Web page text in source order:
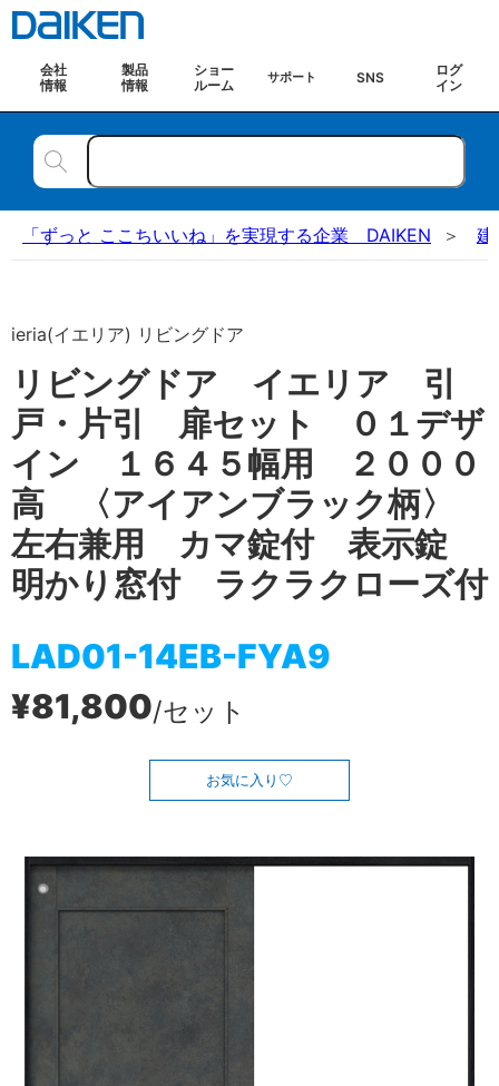
会社
情報
製品
情報
ショー
ルーム
サポート SNS
ログ
イン
「ずっと ここちいいね」を実現する企業 DAIKEN 建
ieria(イエリア) リビングドア
リビングドア イエリア 引
戸・片引 扉セット ０１デザ
イン １６４５幅用 ２０００
高 〈アイアンブラック柄〉
左右兼用 カマ錠付 表示錠
明かり窓付 ラクラクローズ付
LAD01-14EB-FYA9
¥81,800/セット
お気に入り